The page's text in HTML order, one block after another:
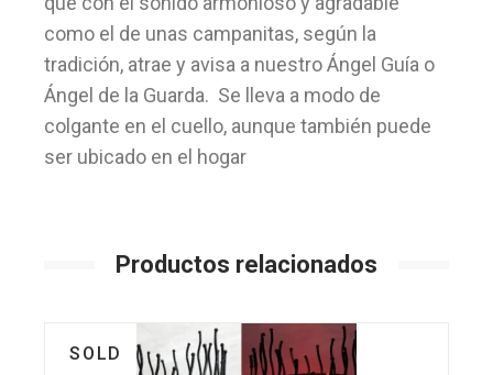
como el de unas campanitas, según la
tradición, atrae y avisa a nuestro Ángel Guía o
Ángel de la Guarda. Se lleva a modo de
colgante en el cuello, aunque también puede
ser ubicado en el hogar
Productos relacionados
SOLD